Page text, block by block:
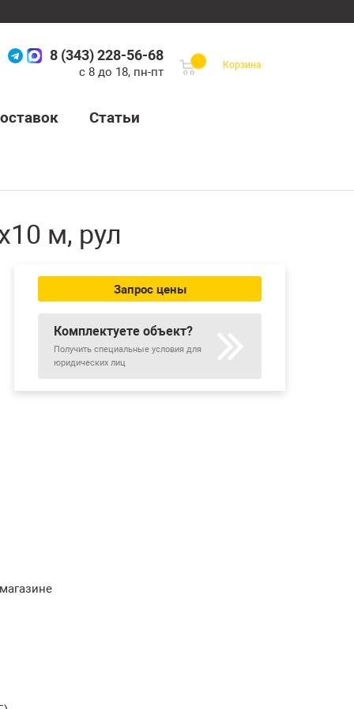
м, рул
Запрос цены
Комплектуете объект?
Получить специальные условия для
юридических лиц
8 (343) 228-56-68
с 8 до 18, пн-пт
Корзина
Статьи